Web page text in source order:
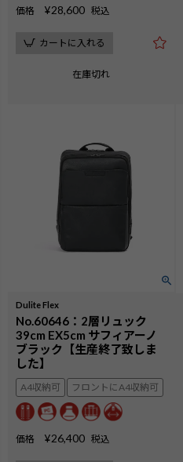
価格 ¥28,600 税込
カートに入れる
在庫切れ
Dulite Flex
No.60646：2層リュック
39cm EX5cm サフィアーノ
ブラック【生産終了致しま
した】
A4収納可 フロントにA4収納可
価格 ¥26,400 税込